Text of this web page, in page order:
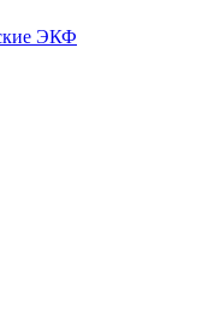
ЭКФ